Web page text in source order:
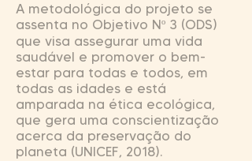
A metodológica do projeto se
assenta no Objetivo Nº 3 (ODS)
que visa assegurar uma vida
saudável e promover o bem-
estar para todas e todos, em
todas as idades e está
amparada na ética ecológica,
que gera uma conscientização
acerca da preservação do
planeta (UNICEF, 2018).